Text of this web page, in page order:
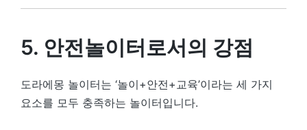
5. 안전놀이터로서의 강점
도라에몽 놀이터는 ‘놀이+안전+교육’이라는 세 가지
요소를 모두 충족하는 놀이터입니다.